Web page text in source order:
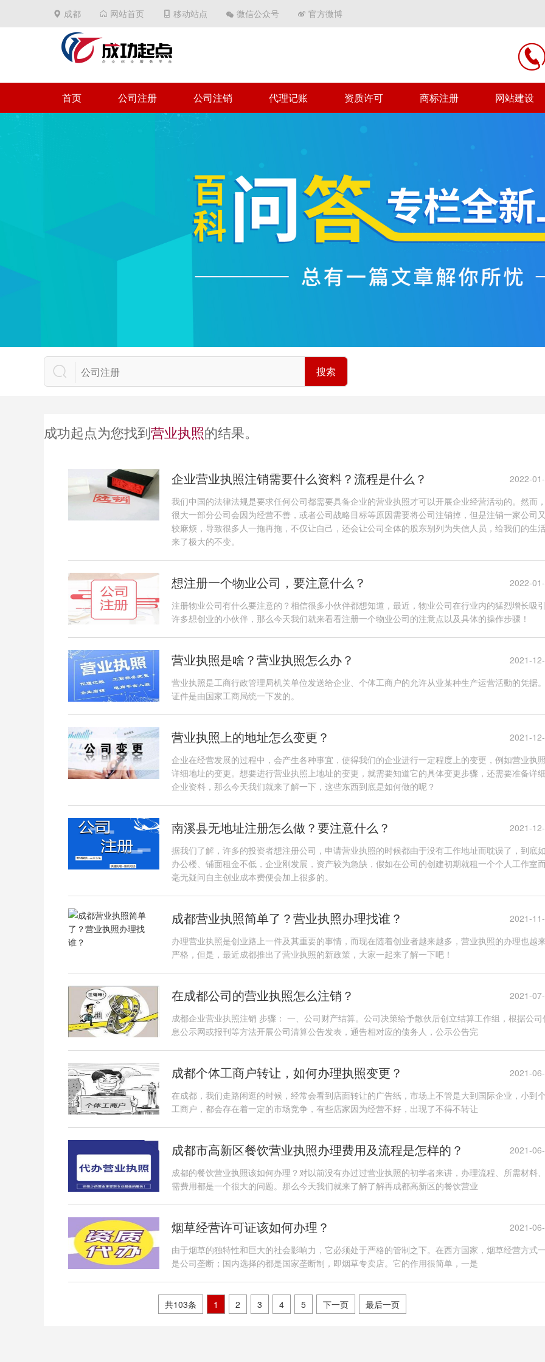
成都 网站首页 移动站点 微信公众号 官方微博
首页 公司注册 公司注销 代理记账 资质许可 商标注册 网站建设
搜索
成功起点为您找到营业执照的结果。
企业营业执照注销需要什么资料？流程是什么？
2022-
我们中国的法律法规是要求任何公司都需要具备企业的营业执照才可以开展企业经营活动的。然而
很大一部分公司会因为经营不善，或者公司战略目标等原因需要将公司注销掉，但是注销一家公司
较麻烦，导致很多人一拖再拖，不仅让自己，还会让公司全体的股东别列为失信人员，给我们的生
来了极大的不变。
想注册一个物业公司，要注意什么？
2022-
注册物业公司有什么要注意的？相信很多小伙伴都想知道，最近，物业公司在行业内的猛烈增长吸
许多想创业的小伙伴，那么今天我们就来看看注册一个物业公司的注意点以及具体的操作步骤！
营业执照是啥？营业执照怎么办？
2021-
营业执照是工商行政管理局机关单位发送给企业、个体工商户的允许从业某种生产运营活動的凭据
证件是由国家工商局统一下发的。
营业执照上的地址怎么变更？
2021-
企业在经营发展的过程中，会产生各种事宜，使得我们的企业进行一定程度上的变更，例如营业执
详细地址的变更。想要进行营业执照上地址的变更，就需要知道它的具体变更步骤，还需要准备详
企业资料，那么今天我们就来了解一下，这些东西到底是如何做的呢？
南溪县无地址注册怎么做？要注意什么？
2021-
据我们了解，许多的投资者想注册公司，申请营业执照的时候都由于没有工作地址而耽误了，到底
办公楼、铺面租金不低，企业刚发展，资产较为急缺，假如在公司的创建初期就租一个个人工作室
毫无疑问自主创业成本费便会加上很多的。
成都营业执照简单了？营业执照办理找谁？
2021-
办理营业执照是创业路上一件及其重要的事情，而现在随着创业者越来越多，营业执照的办理也越
严格，但是，最近成都推出了营业执照的新政策，大家一起来了解一下吧！
在成都公司的营业执照怎么注销？
2021-
成都企业营业执照注销 步骤： 一、公司财产结算。公司决策给予散伙后创立结算工作组，根据公司
息公示网或报刊等方法开展公司清算公告发表，通告相对应的债务人，公示公告完
成都个体工商户转让，如何办理执照变更？
2021-
在成都，我们走路闲逛的时候，经常会看到店面转让的广告纸，市场上不管是大到国际企业，小到
工商户，都会存在着一定的市场竞争，有些店家因为经营不好，出现了不得不转让
成都市高新区餐饮营业执照办理费用及流程是怎样的？
2021-
成都的餐饮营业执照该如何办理？对以前没有办过过营业执照的初学者来讲，办理流程、所需材料
需费用都是一个很大的问题。那么今天我们就来了解了解再成都高新区的餐饮营业
烟草经营许可证该如何办理？
2021-
由于烟草的独特性和巨大的社会影响力，它必须处于严格的管制之下。在西方国家，烟草经营方式
是公司垄断；国内选择的都是国家垄断制，即烟草专卖店。它的作用很简单，一是
共103条 1 2 3 4 5 下一页 最后一页